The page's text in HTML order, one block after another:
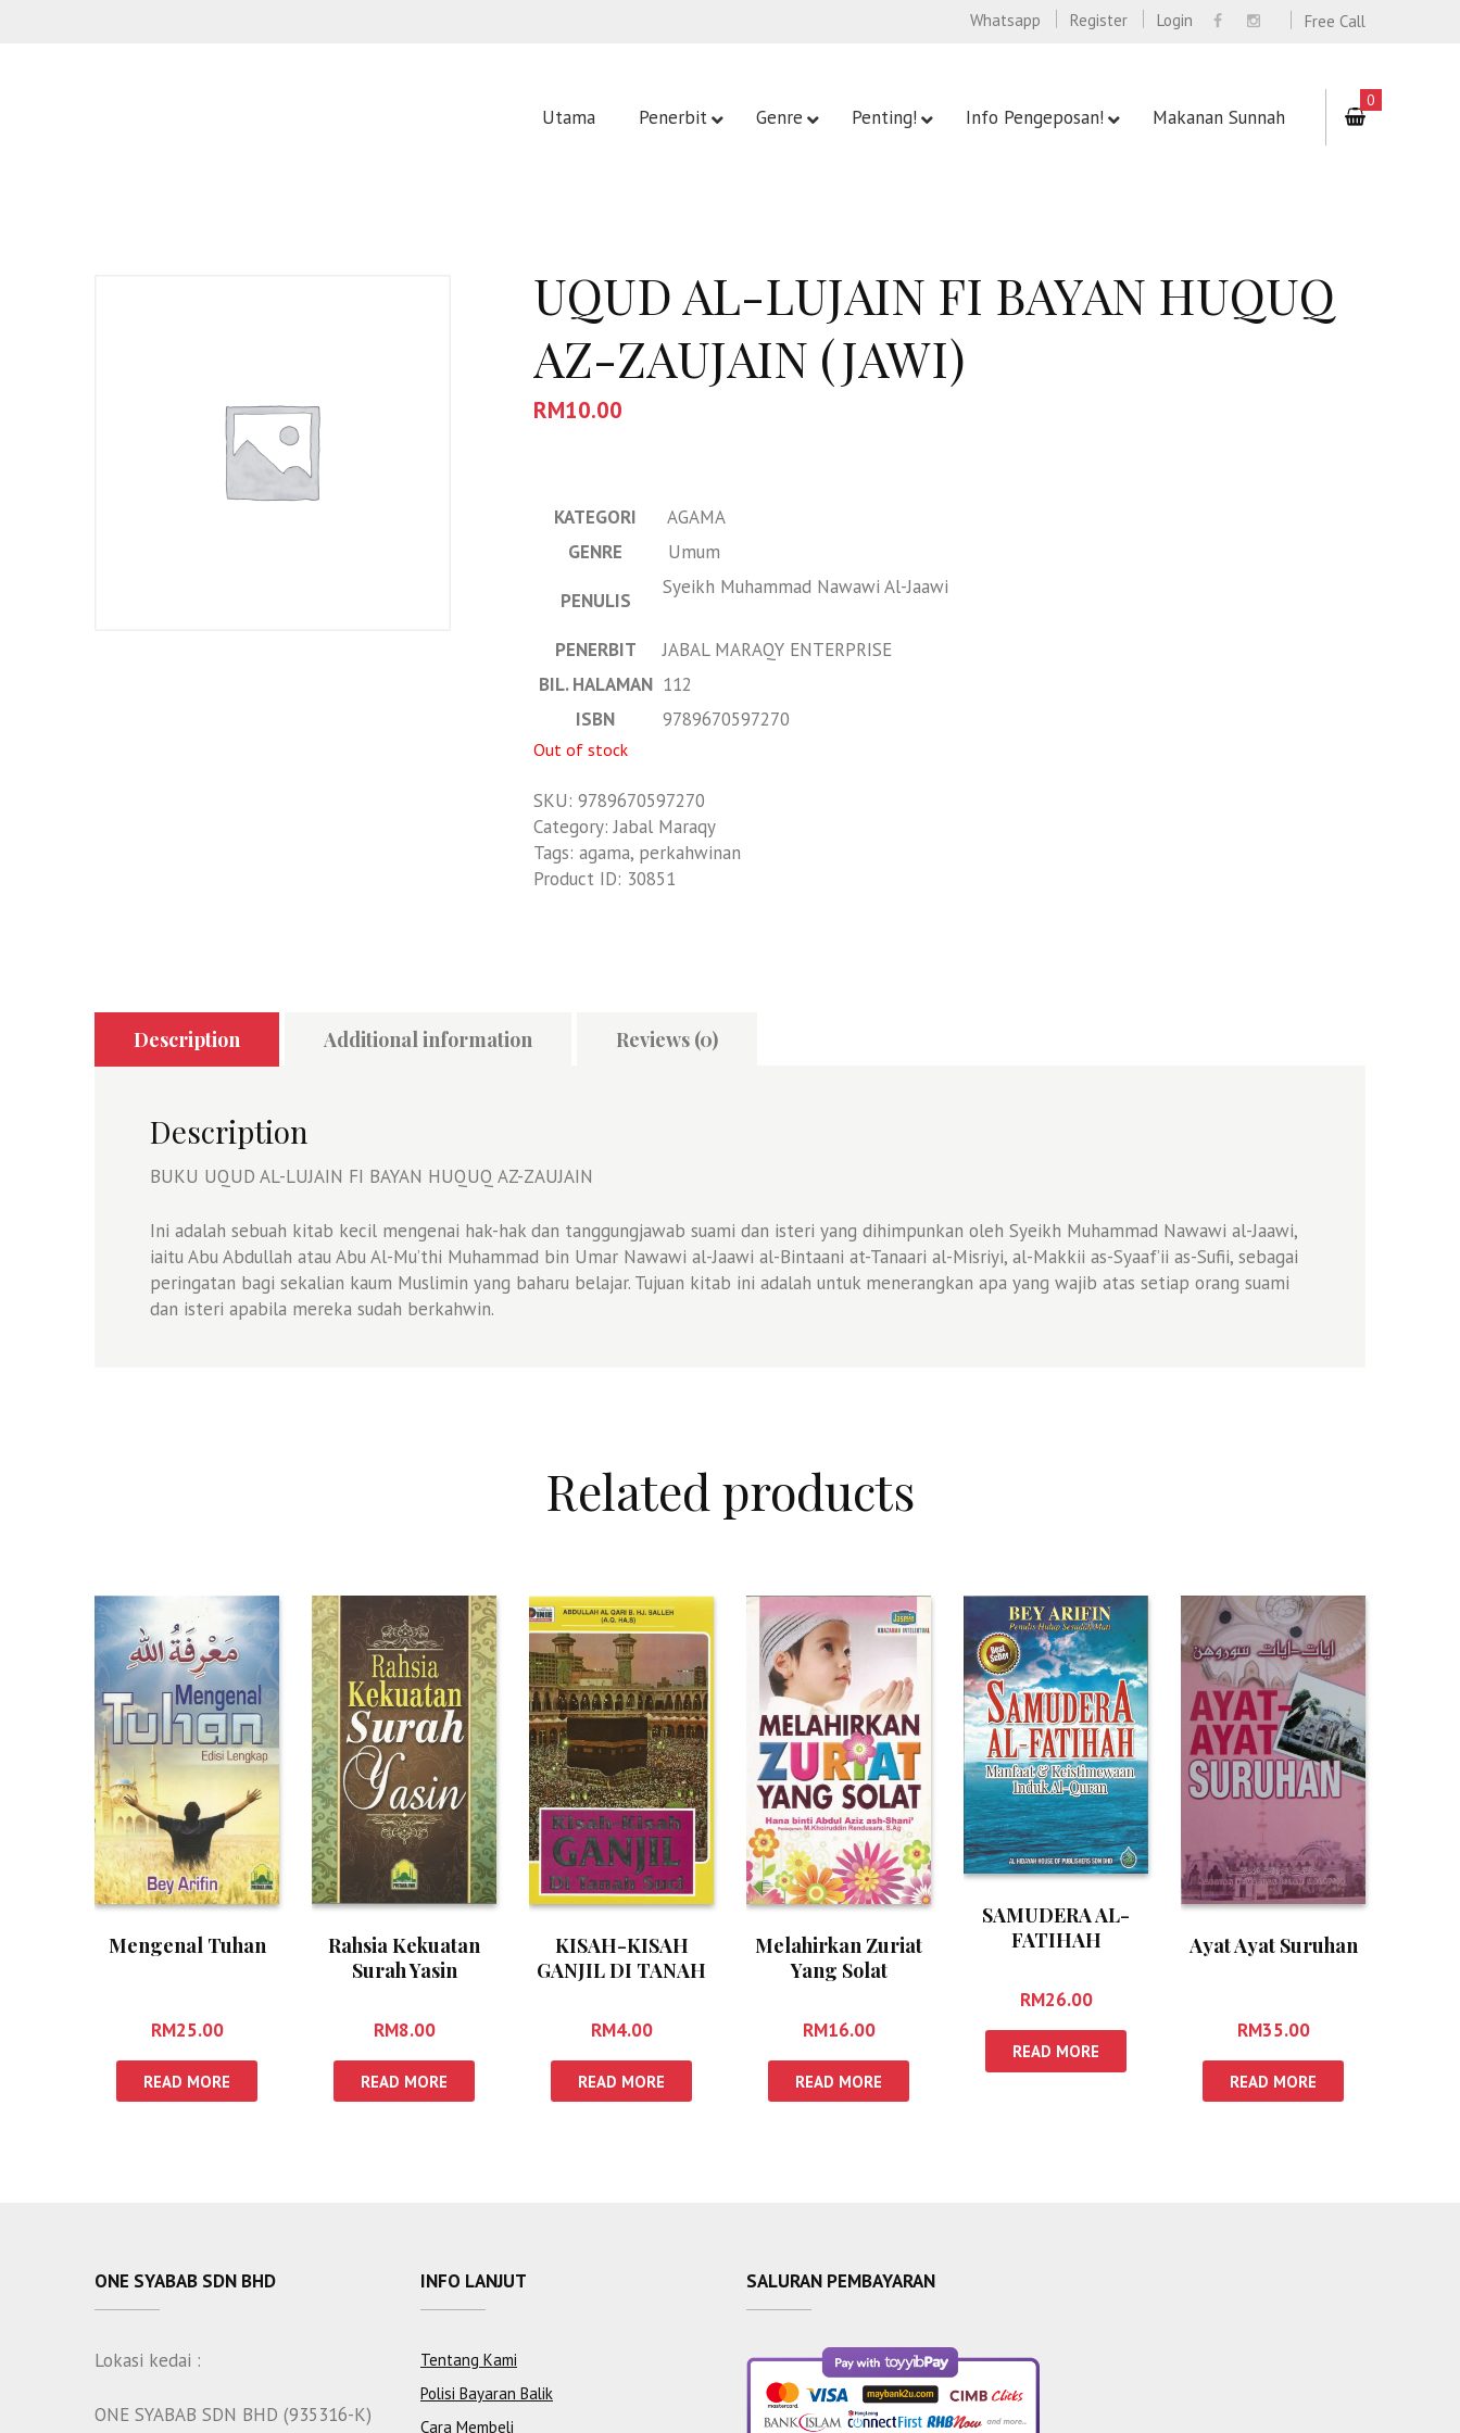
Free Call
Whatsapp Register Login
Utama Penerbit Genre Penting! Info Pengeposan! Makanan Sunnah
0
UQUD AL-LUJAIN FI BAYAN HUQUQ
AZ-ZAUJAIN (JAWI)
RM10.00
KATEGORI
AGAMA
GENRE
Umum
PENULIS
Syeikh Muhammad Nawawi Al-Jaawi
PENERBIT
JABAL MARAQY ENTERPRISE
BIL. HALAMAN 112
ISBN
9789670597270
Out of stock
SKU: 9789670597270
Category:Jabal Maraqy
Tags: agama, perkahwinan
Product ID: 30851
Description Additional information Reviews (0)
Description
BUKU UQUD AL-LUJAIN FI BAYAN HUQUQ AZ-ZAUJAIN
Ini adalah sebuah kitab kecil mengenai hak-hak dan tanggungjawab suami dan isteri yang dihimpunkan oleh Syeikh Muhammad Nawawi al-Jaawi,
iaitu Abu Abdullah atau Abu Al-Mu’thi Muhammad bin Umar Nawawi al-Jaawi al-Bintaani at-Tanaari al-Misriyi, al-Makkii as-Syaaf’ii as-Sufii, sebagai
peringatan bagi sekalian kaum Muslimin yang baharu belajar. Tujuan kitab ini adalah untuk menerangkan apa yang wajib atas setiap orang suami
dan isteri apabila mereka sudah berkahwin.
Related products
Mengenal Tuhan
RM25.00
READ MORE
Rahsia Kekuatan
Surah Yasin
RM8.00
READ MORE
KISAH-KISAH
GANJIL DI TANAH
RM4.00
READ MORE
Melahirkan Zuriat
Yang Solat
RM16.00
READ MORE
SAMUDERA AL-
FATIHAH
RM26.00
READ MORE
Ayat Ayat Suruhan
RM35.00
READ MORE
ONE SYABAB SDN BHD
Lokasi kedai :
ONE SYABAB SDN BHD (935316-K)
INFO LANJUT
Tentang Kami
Polisi Bayaran Balik
Cara Membeli
SALURAN PEMBAYARAN